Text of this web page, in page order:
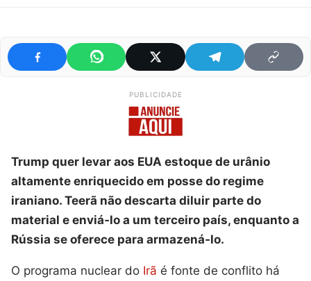
PUBLICIDADE
Trump quer levar aos EUA estoque de urânio
altamente enriquecido em posse do regime
iraniano. Teerã não descarta diluir parte do
material e enviá‑lo a um terceiro país, enquanto a
Rússia se oferece para armazená‑lo.
O programa nuclear do Irã é fonte de conflito há